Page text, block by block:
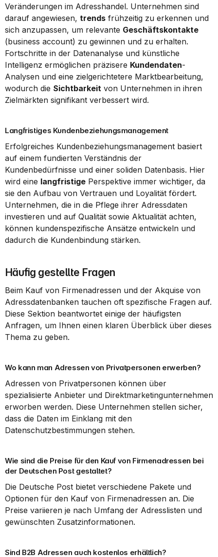
Veränderungen im Adresshandel. Unternehmen sind
darauf angewiesen, trends frühzeitig zu erkennen und
sich anzupassen, um relevante Geschäftskontakte
(business account) zu gewinnen und zu erhalten.
Fortschritte in der Datenanalyse und künstliche
Intelligenz ermöglichen präzisere Kundendaten-
Analysen und eine zielgerichtetere Marktbearbeitung,
wodurch die Sichtbarkeit von Unternehmen in ihren
Zielmärkten signifikant verbessert wird.
Langfristiges Kundenbeziehungsmanagement
Erfolgreiches Kundenbeziehungsmanagement basiert
auf einem fundierten Verständnis der
Kundenbedürfnisse und einer soliden Datenbasis. Hier
wird eine langfristige Perspektive immer wichtiger, da
sie den Aufbau von Vertrauen und Loyalität fördert.
Unternehmen, die in die Pflege ihrer Adressdaten
investieren und auf Qualität sowie Aktualität achten,
können kundenspezifische Ansätze entwickeln und
dadurch die Kundenbindung stärken.
Häufig gestellte Fragen
Beim Kauf von Firmenadressen und der Akquise von
Adressdatenbanken tauchen oft spezifische Fragen auf.
Diese Sektion beantwortet einige der häufigsten
Anfragen, um Ihnen einen klaren Überblick über dieses
Thema zu geben.
Wo kann man Adressen von Privatpersonen erwerben?
Adressen von Privatpersonen können über
spezialisierte Anbieter und Direktmarketingunternehmen
erworben werden. Diese Unternehmen stellen sicher,
dass die Daten im Einklang mit den
Datenschutzbestimmungen stehen.
Wie sind die Preise für den Kauf von Firmenadressen bei
der Deutschen Post gestaltet?
Die Deutsche Post bietet verschiedene Pakete und
Optionen für den Kauf von Firmenadressen an. Die
Preise variieren je nach Umfang der Adresslisten und
gewünschten Zusatzinformationen.
Sind B2B Adressen auch kostenlos erhältlich?